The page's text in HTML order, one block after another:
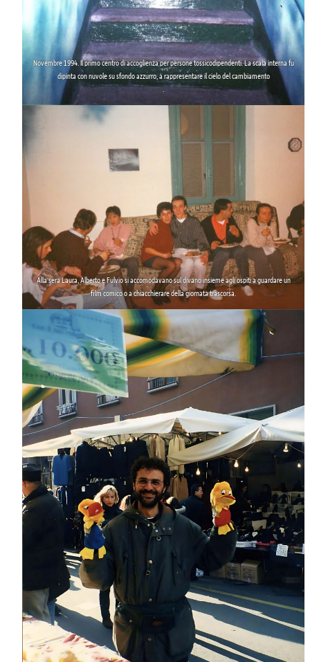
Novembre 1994. Il primo centro di accoglienza per persone tossicodipendenti. La scala interna fu
dipinta con nuvole su sfondo azzurro, a rappresentare ilcielo del cambiamento
.
Alla sera Laura, Alberto e Fulvio si accomodavanosul divano insieme agli ospitia guardare un
film comico o a chiacchierare della giornata trascorsa.